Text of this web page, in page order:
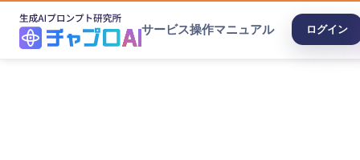
サービス操作マニュアル ログイン